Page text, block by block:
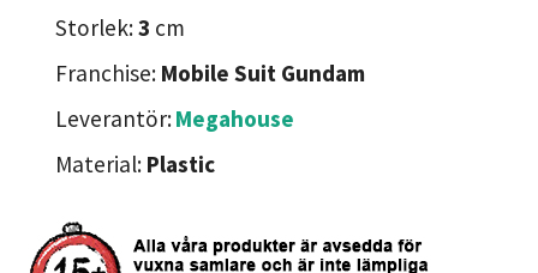
Storlek:3 cm
Franchise: Mobile Suit Gundam
Leverantör:Megahouse
Material: Plastic